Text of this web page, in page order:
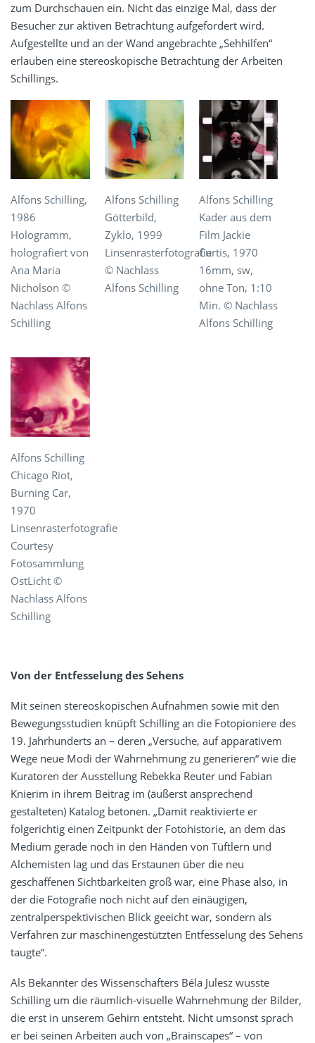
zum Durchschauen ein. Nicht das einzige Mal, dass der
Besucher zur aktiven Betrachtung aufgefordert wird.
Aufgestellte und an der Wand angebrachte „Sehhilfen“
erlauben eine stereoskopische Betrachtung der Arbeiten
Schillings.
Alfons Schilling,
1986
Hologramm,
holografiert von
Ana Maria
Nicholson ©
Nachlass Alfons
Schilling
Alfons Schilling
Götterbild,
Zyklo, 1999
Linsenrasterfotografie
© Nachlass
Alfons Schilling
Alfons Schilling
Kader aus dem
Film Jackie
Curtis, 1970
16mm, sw,
ohne Ton, 1:10
Min. © Nachlass
Alfons Schilling
Alfons Schilling
Chicago Riot,
Burning Car,
1970
Linsenrasterfotografie
Courtesy
Fotosammlung
OstLicht ©
Nachlass Alfons
Schilling
Von der Entfesselung des Sehens
Mit seinen stereoskopischen Aufnahmen sowie mit den
Bewegungsstudien knüpft Schilling an die Fotopioniere des
19. Jahrhunderts an – deren „Versuche, auf apparativem
Wege neue Modi der Wahrnehmung zu generieren“ wie die
Kuratoren der Ausstellung Rebekka Reuter und Fabian
Knierim in ihrem Beitrag im (äußerst ansprechend
gestalteten) Katalog betonen. „Damit reaktivierte er
folgerichtig einen Zeitpunkt der Fotohistorie, an dem das
Medium gerade noch in den Händen von Tüftlern und
Alchemisten lag und das Erstaunen über die neu
geschaffenen Sichtbarkeiten groß war, eine Phase also, in
der die Fotografie noch nicht auf den einäugigen,
zentralperspektivischen Blick geeicht war, sondern als
Verfahren zur maschinengestützten Entfesselung des Sehens
taugte“.
Als Bekannter des Wissenschafters Béla Julesz wusste
Schilling um die räumlich-visuelle Wahrnehmung der Bilder,
die erst in unserem Gehirn entsteht. Nicht umsonst sprach
er bei seinen Arbeiten auch von „Brainscapes“ – von